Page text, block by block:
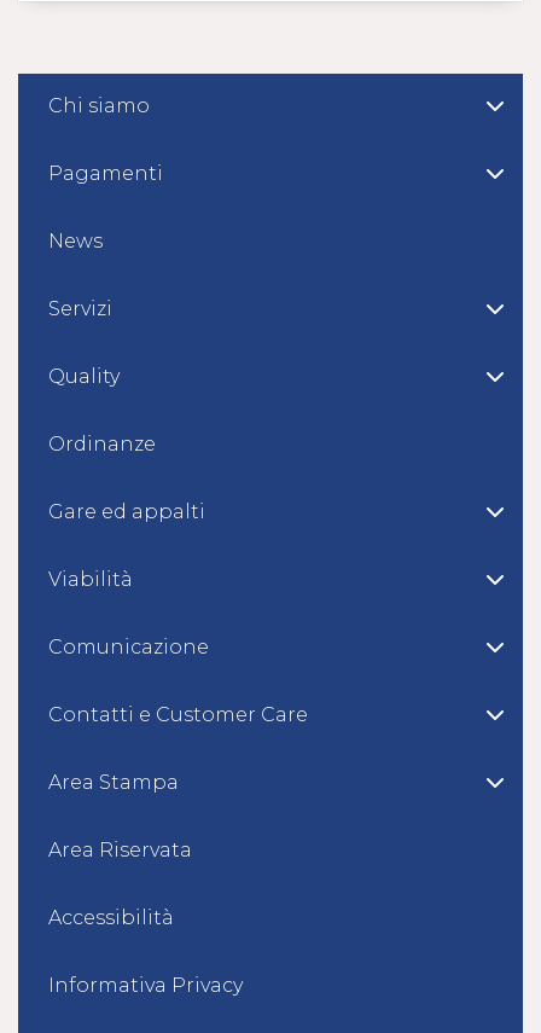
Chi siamo
Pagamenti
News
Servizi
Quality
Ordinanze
Gare ed appalti
Viabilità
Comunicazione
Contatti e Customer Care
Area Stampa
Area Riservata
Accessibilità
Informativa Privacy